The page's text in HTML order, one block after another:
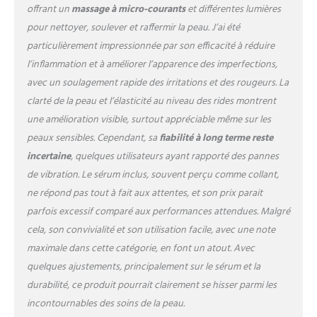
niacinamide pour améliorer
vos traitements de baguette.
Contenu de l'emballage : 1
baguette Laduora Velve Pro
5 en 1, 1 sérum activateur
8Pepta (50 ml), 1 adaptateur
mural, 1 câble de charge
démarrage rapide.
offrant unmassage à micro-courantset différentes lumières
pour nettoyer, soulever et raffermir la peau. J’ai été
particulièrement impressionnée par son efficacité à réduire
l’inflammation et à améliorer l’apparence des imperfections,
avec un soulagement rapide des irritations et des rougeurs. La
clarté de la peau et l’élasticité au niveau des rides montrent
une amélioration visible, surtout appréciable même sur les
peaux sensibles. Cependant, safiabilité à long terme reste
incertaine, quelques utilisateurs ayant rapporté des pannes
de vibration. Le sérum inclus, souvent perçu comme collant,
ne répond pas tout à fait aux attentes, et son prix parait
parfois excessif comparé aux performances attendues. Malgré
cela, son convivialité et son utilisation facile, avec une note
maximale dans cette catégorie, en font un atout. Avec
quelques ajustements, principalement sur le sérum et la
durabilité, ce produit pourrait clairement se hisser parmi les
incontournables des soins de la peau.